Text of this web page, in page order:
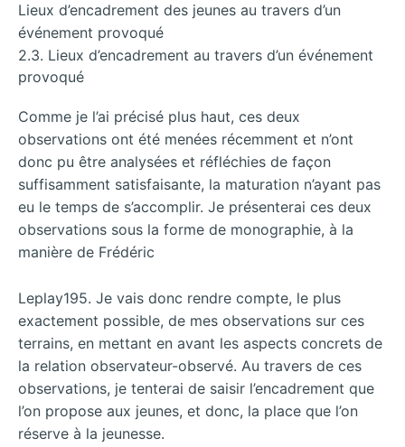
Lieux d’encadrement des jeunes au travers d’un
événement provoqué
2.3. Lieux d’encadrement au travers d’un événement
provoqué
Comme je l’ai précisé plus haut, ces deux
observations ont été menées récemment et n’ont
donc pu être analysées et réfléchies de façon
suffisamment satisfaisante, la maturation n’ayant pas
eu le temps de s’accomplir. Je présenterai ces deux
observations sous la forme de monographie, à la
manière de Frédéric
Leplay195. Je vais donc rendre compte, le plus
exactement possible, de mes observations sur ces
terrains, en mettant en avant les aspects concrets de
la relation observateur-observé. Au travers de ces
observations, je tenterai de saisir l’encadrement que
l’on propose aux jeunes, et donc, la place que l’on
réserve à la jeunesse.